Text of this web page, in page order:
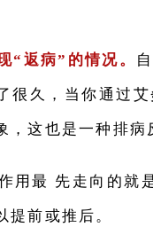
“返病”的情况。
很久，当你通过
这也是一种排病
用最 先走向的就
前或推后。